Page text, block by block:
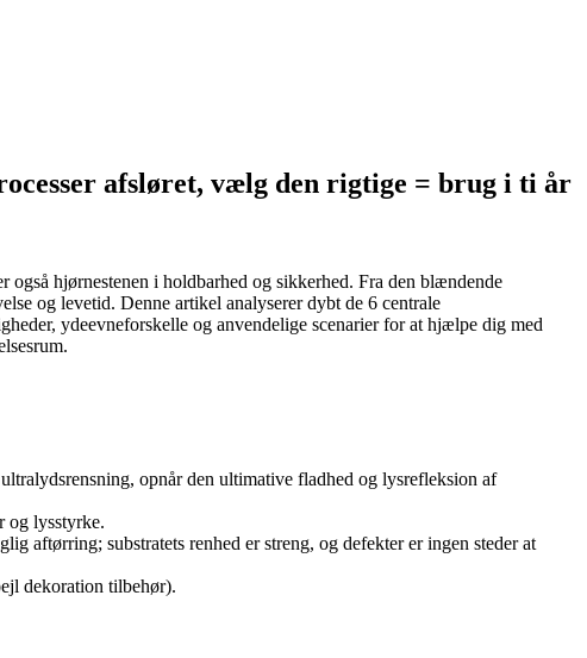
afsløret, vælg den rigtige = brug i ti år
hjørnestenen i holdbarhed og sikkerhed. Fra den blændende
og levetid. Denne artikel analyserer dybt de 6 centrale
ydeevneforskelle og anvendelige scenarier for at hjælpe dig med
opnår den ultimative fladhed og lysrefleksion af
og lysstyrke.
aftørring; substratets renhed er streng, og defekter er ingen steder at
dekoration tilbehør).